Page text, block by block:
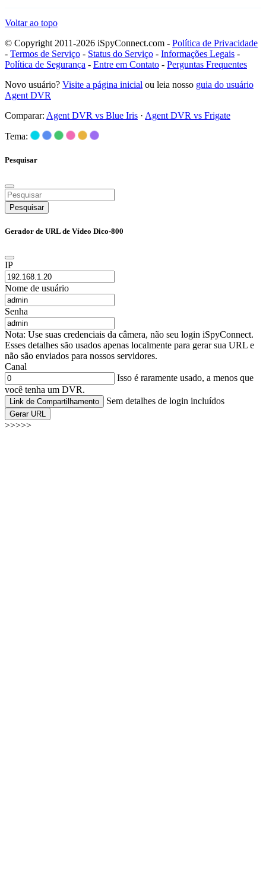
Voltar ao topo
© Copyright 2011-2026 iSpyConnect.com - Política de Privacidade
- Termos de Serviço - Status do Serviço - Informações Legais -
Política de Segurança - Entre em Contato - Perguntas Frequentes
Novo usuário? Visite a página inicial ou leia nosso guia do usuário
Agent DVR
Comparar: Agent DVR vs Blue Iris · Agent DVR vs Frigate
Tema:
Pesquisar
Pesquisar
Gerador de URL de Vídeo Dico-800
IP
Nome de usuário
Senha
Nota: Use suas credenciais da câmera, não seu login iSpyConnect.
Esses detalhes são usados apenas localmente para gerar sua URL e
não são enviados para nossos servidores.
Canal
Isso é raramente usado, a menos que
você tenha um DVR.
Link de Compartilhamento Sem detalhes de login incluídos
Gerar URL
>>>>>